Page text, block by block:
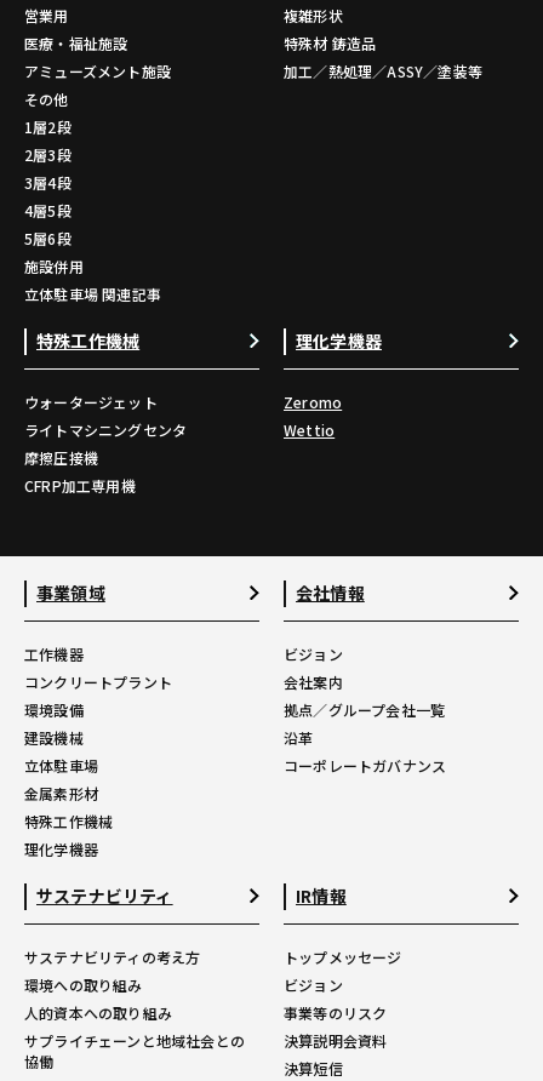
営業用
医療・福祉施設
アミューズメント施設
その他
1層2段
2層3段
3層4段
4層5段
5層6段
施設併用
立体駐車場 関連記事
複雑形状
特殊材 鋳造品
加工／熱処理／ASSY／塗装等
特殊工作機械
ウォータージェット
ライトマシニングセンタ
摩擦圧接機
CFRP加工専用機
理化学機器
Zeromo
Wettio
事業領域
工作機器
コンクリートプラント
環境設備
建設機械
立体駐車場
金属素形材
特殊工作機械
理化学機器
会社情報
ビジョン
会社案内
拠点／グループ会社一覧
沿革
コーポレートガバナンス
サステナビリティ
サステナビリティの考え方
環境への取り組み
人的資本への取り組み
サプライチェーンと地域社会との
協働
IR情報
トップメッセージ
ビジョン
事業等のリスク
決算説明会資料
決算短信